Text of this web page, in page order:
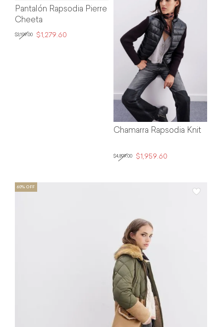
Pantalón Rapsodia Pierre
Cheeta
$3,199.00 $1,279.60
Chamarra Rapsodia Knit
$4,899.00 $1,959.60